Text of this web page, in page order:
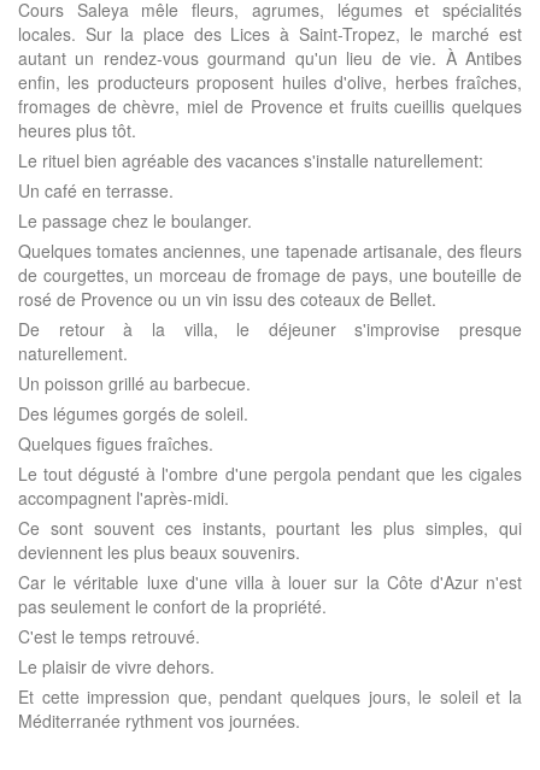
Cours Saleya mêle fleurs, agrumes, légumes et spécialités
locales. Sur la place des Lices à Saint-Tropez, le marché est
autant un rendez-vous gourmand qu'un lieu de vie. À Antibes
enfin, les producteurs proposent huiles d'olive, herbes fraîches,
fromages de chèvre, miel de Provence et fruits cueillis quelques
heures plus tôt.
Le rituel bien agréable des vacances s'installe naturellement:
Un café en terrasse.
Le passage chez le boulanger.
Quelques tomates anciennes, une tapenade artisanale, des fleurs
de courgettes, un morceau de fromage de pays, une bouteille de
rosé de Provence ou un vin issu des coteaux de Bellet.
De retour à la villa, le déjeuner s'improvise presque
naturellement.
Un poisson grillé au barbecue.
Des légumes gorgés de soleil.
Quelques figues fraîches.
Le tout dégusté à l'ombre d'une pergola pendant que les cigales
accompagnent l'après-midi.
Ce sont souvent ces instants, pourtant les plus simples, qui
deviennent les plus beaux souvenirs.
Car le véritable luxe d'une villa à louer sur la Côte d'Azur n'est
pas seulement le confort de la propriété.
C'est le temps retrouvé.
Le plaisir de vivre dehors.
Et cette impression que, pendant quelques jours, le soleil et la
Méditerranée rythment vos journées.